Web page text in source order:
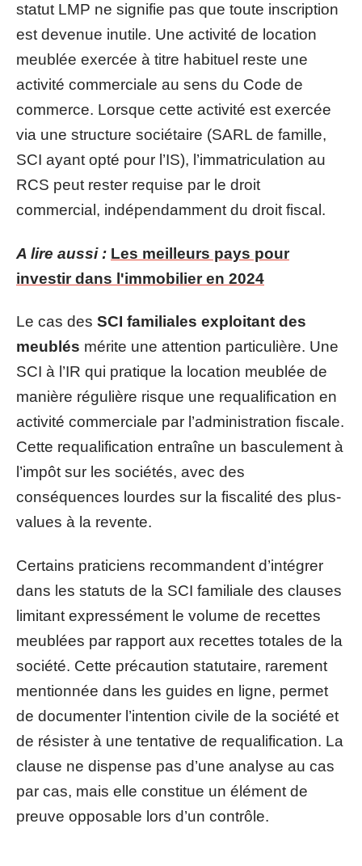
statut LMP ne signifie pas que toute inscription
est devenue inutile. Une activité de location
meublée exercée à titre habituel reste une
activité commerciale au sens du Code de
commerce. Lorsque cette activité est exercée
via une structure sociétaire (SARL de famille,
SCI ayant opté pour l’IS), l’immatriculation au
RCS peut rester requise par le droit
commercial, indépendamment du droit fiscal.
A lire aussi : Les meilleurs pays pour
investir dans l'immobilier en 2024
Le cas des SCI familiales exploitant des
meublés mérite une attention particulière. Une
SCI à l’IR qui pratique la location meublée de
manière régulière risque une requalification en
activité commerciale par l’administration fiscale.
Cette requalification entraîne un basculement à
l’impôt sur les sociétés, avec des
conséquences lourdes sur la fiscalité des plus-
values à la revente.
Certains praticiens recommandent d’intégrer
dans les statuts de la SCI familiale des clauses
limitant expressément le volume de recettes
meublées par rapport aux recettes totales de la
société. Cette précaution statutaire, rarement
mentionnée dans les guides en ligne, permet
de documenter l’intention civile de la société et
de résister à une tentative de requalification. La
clause ne dispense pas d’une analyse au cas
par cas, mais elle constitue un élément de
preuve opposable lors d’un contrôle.